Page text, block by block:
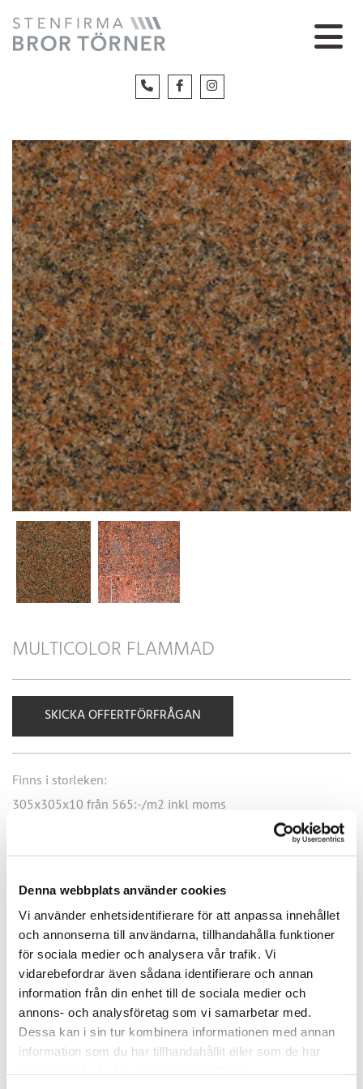
Denna webbplats använder cookies
Vi använder enhetsidentifierare för att anpassa innehållet
och annonserna till användarna, tillhandahålla funktioner
för sociala medier och analysera vår trafik. Vi
vidarebefordrar även sådana identifierare och annan
information från din enhet till de sociala medier och
annons- och analysföretag som vi samarbetar med.
Dessa kan i sin tur kombinera informationen med annan
information som du har tillhandahållit eller som de har
MULTICOLOR FLAMMAD
SKICKA OFFERTFÖRFRÅGAN
Finns i storleken:
305x305x10 från 565:-/m2 inkl moms
Variation: Stor mellan blocken.
Karaktär: Mycket varierande från ett block till annat. Stenen
består av olika mineralsammansättningar. Dessa strukturer
kan kännas med en nagel på ytan.
Underhåll: Efter montering behandlas bänken med en
nanoimpregnering. Denna påstrykes tunt. Låt torka 30 min.
Detta utföres 3 gånger. Därefter är bänkarna underhållsfria
vid normalt slitage. Tål vatten och värme. Rengöring med
såpa och vatten.